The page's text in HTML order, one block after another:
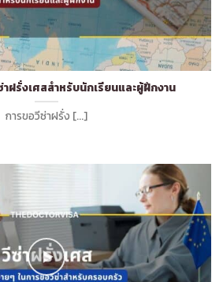
ฝรั่งเศสสำหรับนักเรียนและผู้ฝึกงาน
การขอวีซ่าฝรั่ง [...]